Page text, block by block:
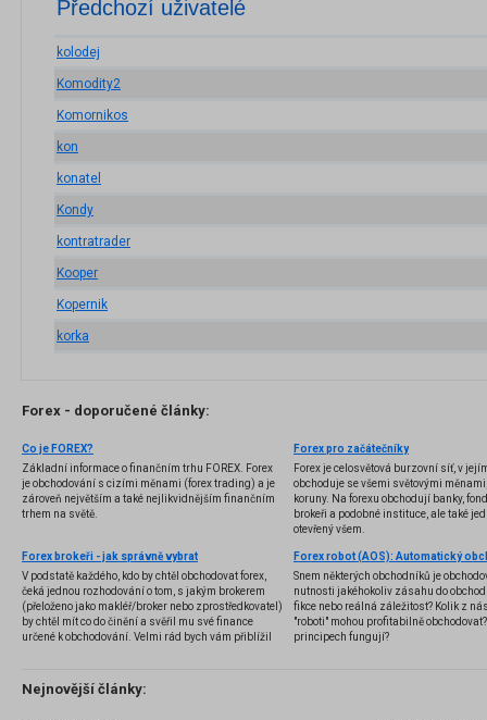
Předchozí uživatelé
kolodej
Komodity2
Komornikos
kon
konatel
Kondy
kontratrader
Kooper
Kopernik
korka
Forex - doporučené články:
Co je FOREX?
Základní informace o finančním trhu FOREX. Forex
je obchodování s cizími měnami (forex trading) a je
zároveň největším a také nejlikvidnějším finančním
trhem na světě.
Forex pro začátečníky
Forex je celosvětová burzovní síť, v
obchoduje se všemi světovými
koruny. Na forexu obchodují banky,
brokeři a podobné instituce, ale také
otevřený všem.
Forex brokeři - jak správně vybrat
V podstatě každého, kdo by chtěl obchodovat forex,
čeká jednou rozhodování o tom, s jakým brokerem
(přeloženo jako makléř/broker nebo zprostředkovatel)
by chtěl mít co do činění a svěřil mu své finance
určené k obchodování. Velmi rád bych vám přiblížil
několik příkladů nejznámějších z nich.
Snem některých obchodníků je
nutnosti jakéhokoliv zásahu do
fikce nebo reálná záležitost? Kolik z
"roboti" mohou profitabilně
principech fungují?
Nejnovější články: